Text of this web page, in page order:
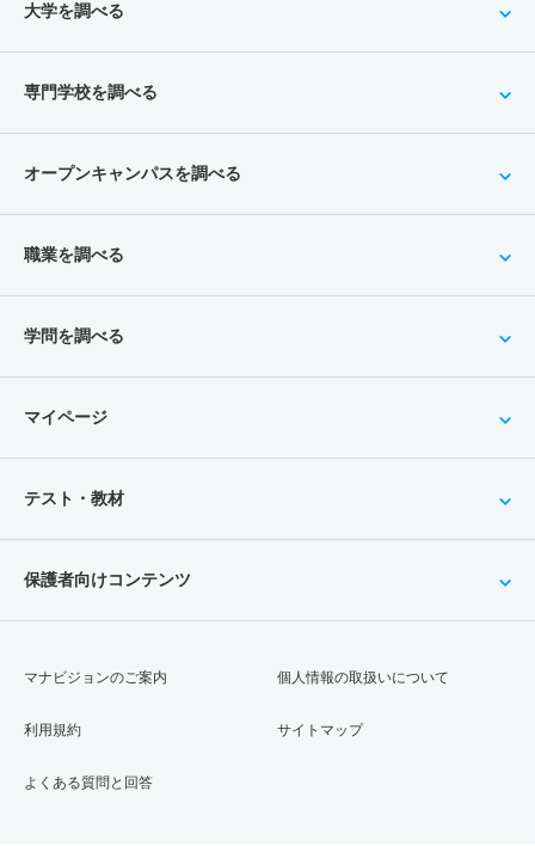
大学を調べる
専門学校を調べる
オープンキャンパスを調べる
職業を調べる
学問を調べる
マイページ
テスト・教材
保護者向けコンテンツ
マナビジョンのご案内
利用規約
よくある質問と回答
個人情報の取扱いについて
サイトマップ